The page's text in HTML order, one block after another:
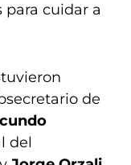
cuidar a
de
del